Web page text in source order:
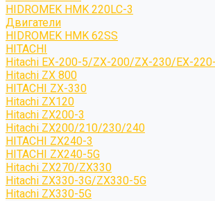
HIDROMEK HMK 220LC-3
Двигатели
HIDROMEK HMK 62SS
HITACHI
Hitachi EX-200-5/ZX-200/ZX-230/EX-
Hitachi ZX 800
HITACHI ZX-330
Hitachi ZX120
Hitachi ZX200-3
Hitachi ZX200/210/230/240
HITACHI ZX240-3
HITACHI ZX240-5G
Hitachi ZX270/ZX330
Hitachi ZX330-3G/ZX330-5G
Hitachi ZX330-5G